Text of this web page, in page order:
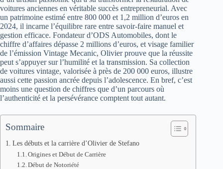
voitures anciennes en véritable succès entrepreneurial. Avec
un patrimoine estimé entre 800 000 et 1,2 million d’euros en
2024, il incarne l’équilibre rare entre savoir-faire manuel et
gestion efficace. Fondateur d’ODS Automobiles, dont le
chiffre d’affaires dépasse 2 millions d’euros, et visage familier
de l’émission Vintage Mecanic, Olivier prouve que la réussite
peut s’appuyer sur l’humilité et la transmission. Sa collection
de voitures vintage, valorisée à près de 200 000 euros, illustre
aussi cette passion ancrée depuis l’adolescence. En bref, c’est
moins une question de chiffres que d’un parcours où
l’authenticité et la persévérance comptent tout autant.
Sommaire
Les débuts et la carrière d’Olivier de Stefano
Origines et Début de Carrière
Début de Notoriété